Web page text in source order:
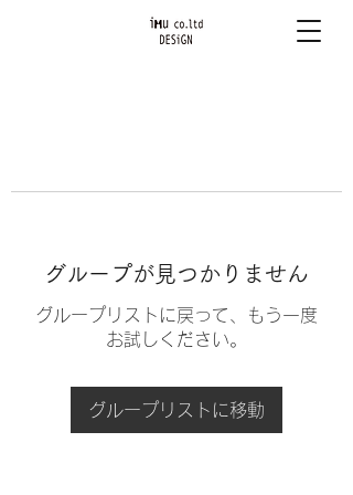
グループが見つかりません
グループリストに戻って、もう一度
お試しください。
グループリストに移動